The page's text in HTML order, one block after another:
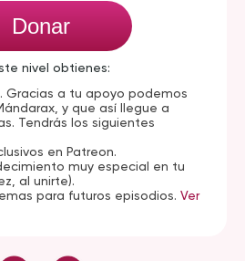
Donar
nivel obtienes:
Gracias a tu apoyo podemos
y que así llegue a
Tendrás los siguientes
en Patreon.
muy especial en tu
al unirte).
para futuros episodios. Ver